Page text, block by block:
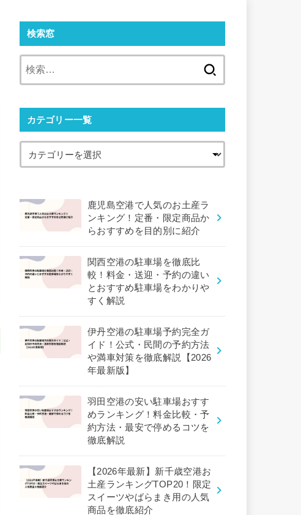
検索窓
カテゴリー一覧
鹿児島空港で人気のお土産ラ
ンキング！定番・限定商品か
らおすすめを目的別に紹介
関西空港の駐車場を徹底比
較！料金・送迎・予約の違い
とおすすめ駐車場をわかりや
すく解説
伊丹空港の駐車場予約完全ガ
イド！公式・民間の予約方法
や満車対策を徹底解説【2026
年最新版】
羽田空港の安い駐車場おすす
めランキング！料金比較・予
約方法・最安で停めるコツを
徹底解説
【2026年最新】新千歳空港お
土産ランキングTOP20！限定
スイーツやばらまき用の人気
商品を徹底紹介